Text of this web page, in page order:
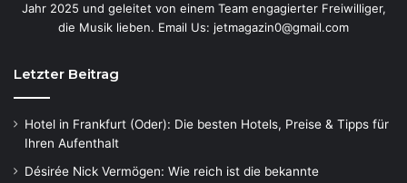
Jahr 2025 und geleitet von einem Team engagierter Freiwilliger,
die Musik lieben. Email Us: jetmagazin0@gmail.com
Letzter Beitrag
Hotel in Frankfurt (Oder): Die besten Hotels, Preise & Tipps für
Ihren Aufenthalt
Désirée Nick Vermögen: Wie reich ist die bekannte